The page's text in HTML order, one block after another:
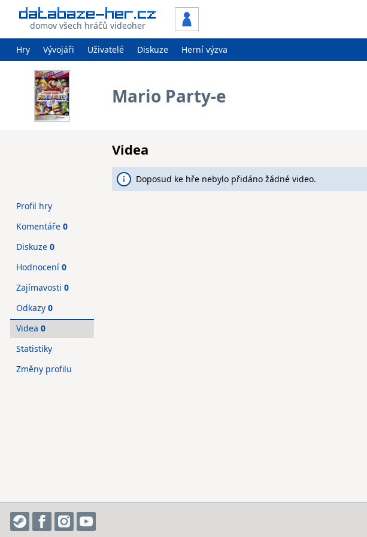
domov všech hráčů videoher
Hry Vývojáři Uživatelé Diskuze Herní výzva
Mario Party-e
Videa
Doposud ke hře nebylo přidáno žádné video.
Profil hry
Komentáře 0
Diskuze 0
Hodnocení 0
Zajímavosti 0
Odkazy 0
Videa 0
Statistiky
Změny profilu